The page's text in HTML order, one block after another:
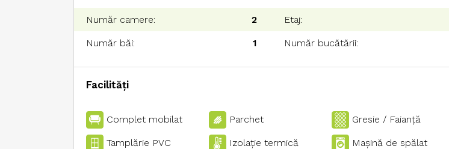
Număr camere: 2 Etaj:
Număr băi: 1 Număr bucătării:
Facilități
Complet mobilat Parchet Gresie / Faianţă
Tamplărie PVC Izolaţie termică Maşină de spălat